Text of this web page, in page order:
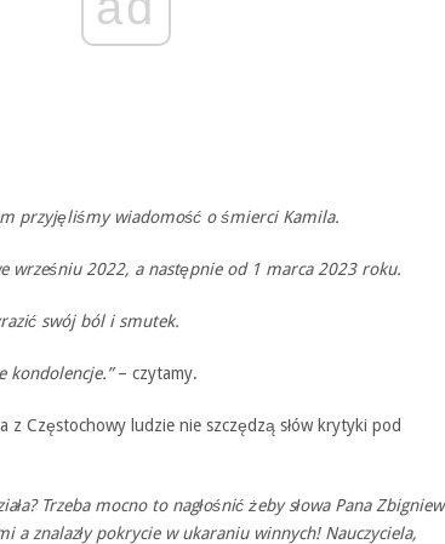
przyjęliśmy wiadomość o śmierci Kamila.
wrześniu 2022, a następnie od 1 marca 2023 roku.
swój ból i smutek.
kondolencje.”– czytamy.
z Częstochowy ludzie nie szczędzą słów krytyki pod
Trzeba mocno to nagłośnić żeby słowa Pana Zbigniew
a znalazły pokrycie w ukaraniu winnych! Nauczyciela,